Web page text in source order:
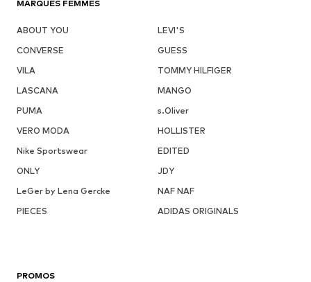
MARQUES FEMMES
ABOUT YOU
LEVI'S
CONVERSE
GUESS
VILA
TOMMY HILFIGER
LASCANA
MANGO
PUMA
s.Oliver
VERO MODA
HOLLISTER
Nike Sportswear
EDITED
ONLY
JDY
LeGer by Lena Gercke
NAF NAF
PIECES
ADIDAS ORIGINALS
PROMOS